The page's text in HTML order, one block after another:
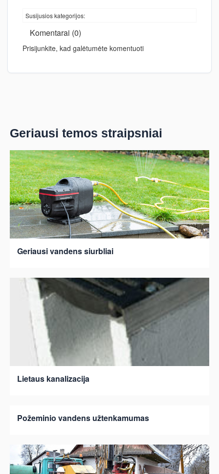
Susijusios kategorijos:
Komentarai (0)
Prisijunkite, kad galėtumėte komentuoti
Geriausi temos straipsniai
Geriausi vandens siurbliai
Lietaus kanalizacija
Požeminio vandens užtenkamumas